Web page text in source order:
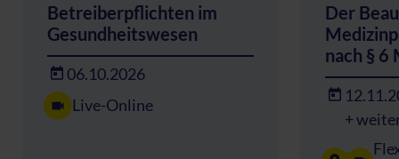
Betreiberpflichten im
Gesundheitswesen
06.10.2026
Live-Online
Der
nach § 6
+